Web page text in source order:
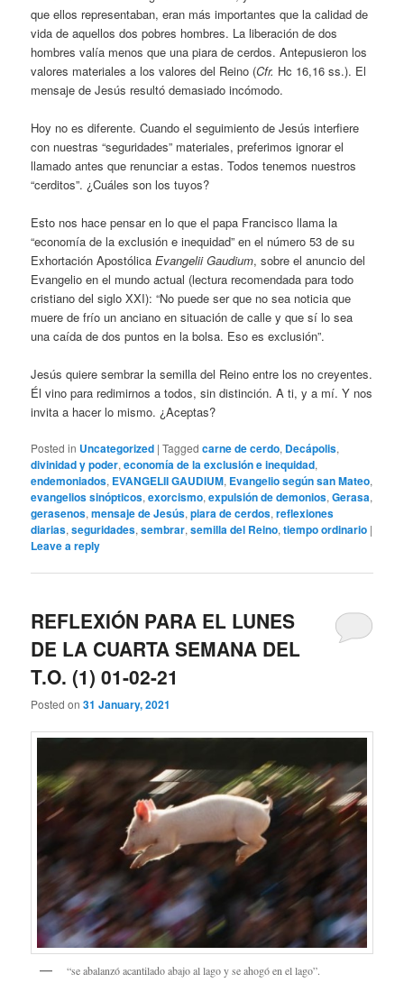
que ellos representaban, eran más importantes que la calidad de
vida de aquellos dos pobres hombres. La liberación de dos
hombres valía menos que una piara de cerdos. Antepusieron los
valores materiales a los valores del Reino (Cfr.­ Hc 16,16 ss.). El
mensaje de Jesús resultó demasiado incómodo.
Hoy no es diferente. Cuando el seguimiento de Jesús interfiere
con nuestras “seguridades” materiales, preferimos ignorar el
llamado antes que renunciar a estas. Todos tenemos nuestros
“cerditos”. ¿Cuáles son los tuyos?
Esto nos hace pensar en lo que el papa Francisco llama la
“economía de la exclusión e inequidad” en el número 53 de su
Exhortación ApostólicaEvangelii Gaudium, sobre el anuncio del
Evangelio en el mundo actual (lectura recomendada para todo
cristiano del siglo XXI): “No puede ser que no sea noticia que
muere de frío un anciano en situación de calle y que sí lo sea
una caída de dos puntos en la bolsa. Eso es exclusión”.
Jesús quiere sembrar la semilla del Reino entre los no creyentes.
Él vino para redimirnos a todos, sin distinción. A ti, y a mí. Y nos
invita a hacer lo mismo. ¿Aceptas?
Posted in Uncategorized |Tagged carne de cerdo, Decápolis,
divinidad y poder,economía de la exclusión e inequidad,
endemoniados, EVANGELII GAUDIUM, Evangelio según san Mateo,
evangelios sinópticos,exorcismo,expulsión de demonios,Gerasa,
gerasenos,mensaje de Jesús,piara de cerdos,reflexiones
diarias,seguridades,sembrar,semilla del Reino,tiempo ordinario |
Leave a reply
REFLEXIÓN PARA EL LUNES
DE LA CUARTA SEMANA DEL
T.O. (1) 01-02-21
Posted on31 January, 2021
“se abalanzó acantilado abajo al lago y se ahogó en el lago”.